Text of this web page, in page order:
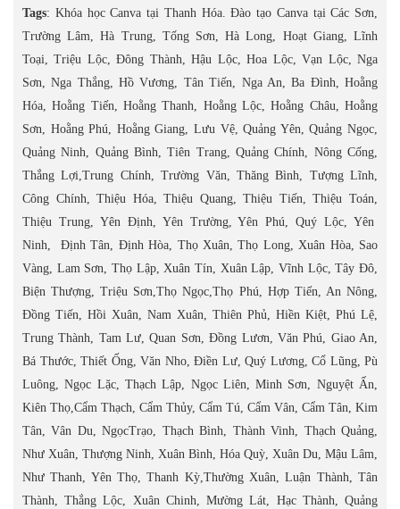
Tags: Khóa học Canva tại Thanh Hóa. Đào tạo Canva tại Các Sơn,
Trường Lâm, Hà Trung, Tống Sơn, Hà Long, Hoạt Giang, Lĩnh
Toại, Triệu Lộc, Đông Thành, Hậu Lộc, Hoa Lộc, Vạn Lộc, Nga
Sơn, Nga Thắng, Hồ Vương, Tân Tiến, Nga An, Ba Đình, Hoằng
Hóa, Hoằng Tiến, Hoằng Thanh, Hoằng Lộc, Hoằng Châu, Hoằng
Sơn, Hoằng Phú, Hoằng Giang, Lưu Vệ, Quảng Yên, Quảng Ngọc,
Quảng Ninh, Quảng Bình, Tiên Trang, Quảng Chính, Nông Cống,
Thắng Lợi,Trung Chính, Trường Văn, Thăng Bình, Tượng Lĩnh,
Công Chính, Thiệu Hóa, Thiệu Quang, Thiệu Tiến, Thiệu Toán,
Thiệu Trung, Yên Định, Yên Trường, Yên Phú, Quý Lộc, Yên
Ninh, Định Tân, Định Hòa, Thọ Xuân, Thọ Long, Xuân Hòa, Sao
Vàng, Lam Sơn, Thọ Lập, Xuân Tín, Xuân Lập, Vĩnh Lộc, Tây Đô,
Biện Thượng, Triệu Sơn,Thọ Ngọc,Thọ Phú, Hợp Tiến, An Nông,
Đồng Tiến, Hồi Xuân, Nam Xuân, Thiên Phủ, Hiền Kiệt, Phú Lệ,
Trung Thành, Tam Lư, Quan Sơn, Đồng Lươn, Văn Phú, Giao An,
Bá Thước, Thiết Ống, Văn Nho, Điền Lư, Quý Lương, Cổ Lũng, Pù
Luông, Ngọc Lặc, Thạch Lập, Ngọc Liên, Minh Sơn, Nguyệt Ấn,
Kiên Thọ,Cẩm Thạch, Cẩm Thủy, Cẩm Tú, Cẩm Vân, Cẩm Tân, Kim
Tân, Vân Du, NgọcTrạo, Thạch Bình, Thành Vinh, Thạch Quảng,
Như Xuân, Thượng Ninh, Xuân Bình, Hóa Quỳ, Xuân Du, Mậu Lâm,
Như Thanh, Yên Thọ, Thanh Kỳ,Thường Xuân, Luận Thành, Tân
Thành, Thắng Lộc, Xuân Chinh, Mường Lát, Hạc Thành, Quảng